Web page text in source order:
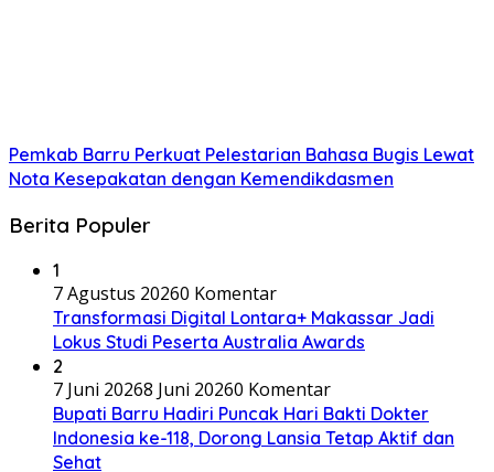
Pemkab Barru Perkuat Pelestarian Bahasa Bugis Lewat
Nota Kesepakatan dengan Kemendikdasmen
Berita Populer
1
7 Agustus 20260 Komentar
Transformasi Digital Lontara+ Makassar Jadi
Lokus Studi Peserta Australia Awards
2
7 Juni 20268 Juni 20260 Komentar
Bupati Barru Hadiri Puncak Hari Bakti Dokter
Indonesia ke-118, Dorong Lansia Tetap Aktif dan
Sehat